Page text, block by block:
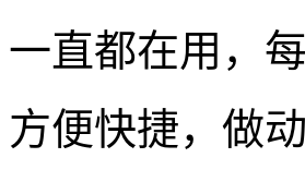
一直都在用，
方便快捷，做